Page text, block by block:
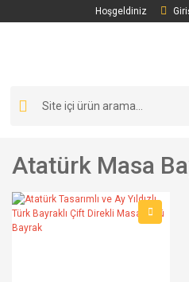
Hoşgeldiniz
Atatürk Masa